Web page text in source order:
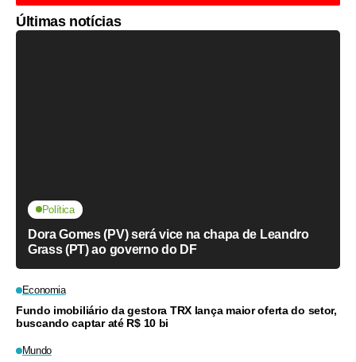
Últimas notícias
Política
Dora Gomes (PV) será vice na chapa de Leandro
Grass (PT) ao governo do DF
Economia
Fundo imobiliário da gestora TRX lança maior oferta do setor,
buscando captar até R$ 10 bi
Mundo